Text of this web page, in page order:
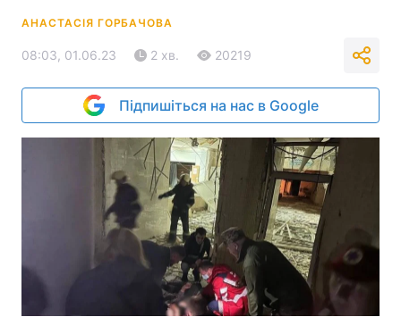
АНАСТАСІЯ ГОРБАЧОВА
08:03, 01.06.23 2 хв. 20219
Підпишіться на нас в Google